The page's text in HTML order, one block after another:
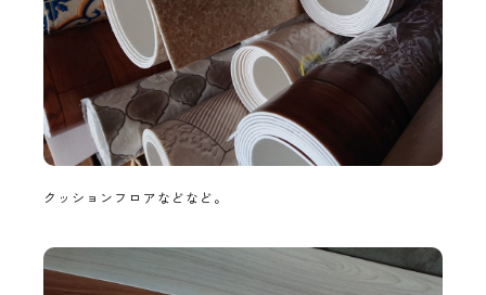
クッションフロアなどなど。